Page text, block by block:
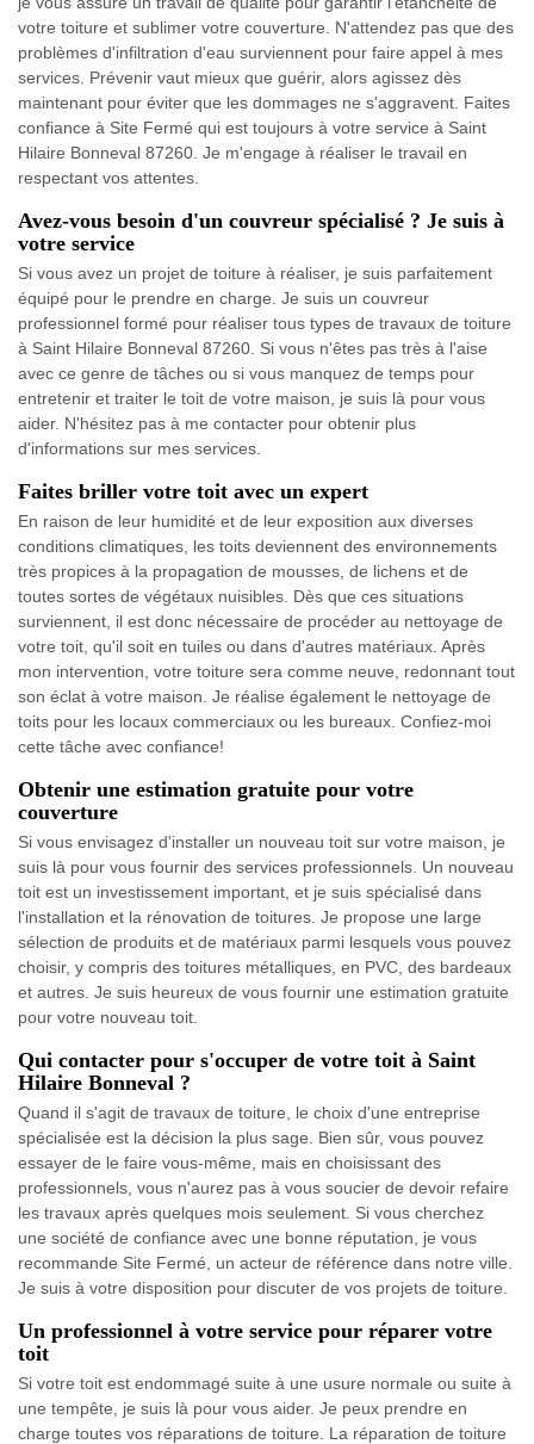
votre toiture et sublimer votre couverture. N'attendez pas que des
problèmes d'infiltration d'eau surviennent pour faire appel à mes
services. Prévenir vaut mieux que guérir, alors agissez dès
maintenant pour éviter que les dommages ne s'aggravent. Faites
confiance à Site Fermé qui est toujours à votre service à Saint
Hilaire Bonneval 87260. Je m'engage à réaliser le travail en
respectant vos attentes.
Avez-vous besoin d'un couvreur spécialisé ? Je suis à
votre service
Si vous avez un projet de toiture à réaliser, je suis parfaitement
équipé pour le prendre en charge. Je suis un couvreur
professionnel formé pour réaliser tous types de travaux de toiture
à Saint Hilaire Bonneval 87260. Si vous n'êtes pas très à l'aise
avec ce genre de tâches ou si vous manquez de temps pour
entretenir et traiter le toit de votre maison, je suis là pour vous
aider. N'hésitez pas à me contacter pour obtenir plus
d'informations sur mes services.
Faites briller votre toit avec un expert
En raison de leur humidité et de leur exposition aux diverses
conditions climatiques, les toits deviennent des environnements
très propices à la propagation de mousses, de lichens et de
toutes sortes de végétaux nuisibles. Dès que ces situations
surviennent, il est donc nécessaire de procéder au nettoyage de
votre toit, qu'il soit en tuiles ou dans d'autres matériaux. Après
mon intervention, votre toiture sera comme neuve, redonnant tout
son éclat à votre maison. Je réalise également le nettoyage de
toits pour les locaux commerciaux ou les bureaux. Confiez-moi
cette tâche avec confiance!
Obtenir une estimation gratuite pour votre
couverture
Si vous envisagez d'installer un nouveau toit sur votre maison, je
suis là pour vous fournir des services professionnels. Un nouveau
toit est un investissement important, et je suis spécialisé dans
l'installation et la rénovation de toitures. Je propose une large
sélection de produits et de matériaux parmi lesquels vous pouvez
choisir, y compris des toitures métalliques, en PVC, des bardeaux
et autres. Je suis heureux de vous fournir une estimation gratuite
pour votre nouveau toit.
Qui contacter pour s'occuper de votre toit à Saint
Hilaire Bonneval ?
Quand il s'agit de travaux de toiture, le choix d'une entreprise
spécialisée est la décision la plus sage. Bien sûr, vous pouvez
essayer de le faire vous-même, mais en choisissant des
professionnels, vous n'aurez pas à vous soucier de devoir refaire
les travaux après quelques mois seulement. Si vous cherchez
une société de confiance avec une bonne réputation, je vous
recommande Site Fermé, un acteur de référence dans notre ville.
Je suis à votre disposition pour discuter de vos projets de toiture.
Un professionnel à votre service pour réparer votre
toit
Si votre toit est endommagé suite à une usure normale ou suite à
une tempête, je suis là pour vous aider. Je peux prendre en
charge toutes vos réparations de toiture. La réparation de toiture